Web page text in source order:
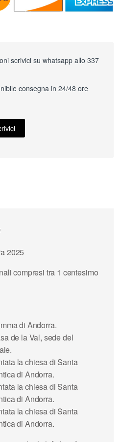
scrivici su whatsapp allo 337
consegna in 24/48 ore
2025
compresi tra 1 centesimo
di Andorra.
de la Val, sede del
la chiesa di Santa
di Andorra.
la chiesa di Santa
di Andorra.
la chiesa di Santa
di Andorra.